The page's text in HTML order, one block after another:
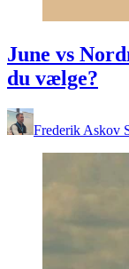
June vs
du vælge?
Frederik Askov